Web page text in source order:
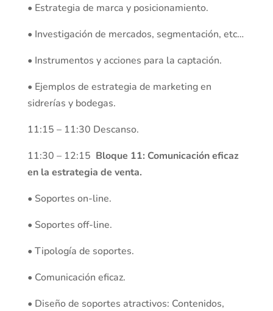
• Estrategia de marca y posicionamiento.
• Investigación de mercados, segmentación, etc…
• Instrumentos y acciones para la captación.
• Ejemplos de estrategia de marketing en
sidrerías y bodegas.
11:15 – 11:30 Descanso.
11:30 – 12:15 Bloque 11: Comunicación eficaz
en la estrategia de venta.
• Soportes on-line.
• Soportes off-line.
• Tipología de soportes.
• Comunicación eficaz.
• Diseño de soportes atractivos: Contenidos,